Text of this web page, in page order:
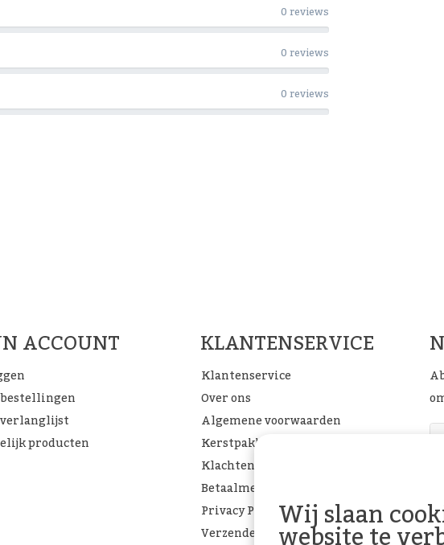
0 reviews
0 reviews
0 reviews
ACCOUNT
producten
KLANTENSERVICE
Klantenservice
Over ons
Algemene voorwaarden
Kerstpakketten
Klachtenpagina
Betaalmethoden
Privacy Policy
Verzenden & retourneren
Wij slaan